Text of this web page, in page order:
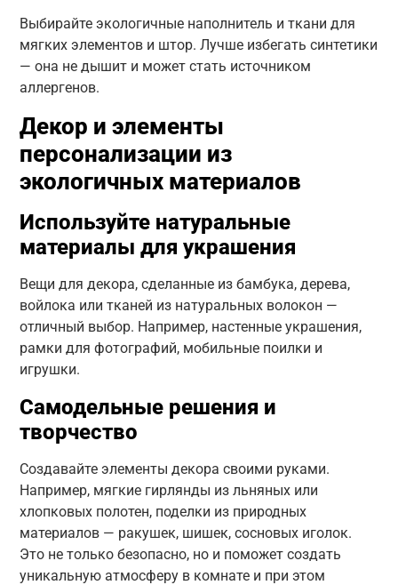
Выбирайте экологичные наполнитель и ткани для
мягких элементов и штор. Лучше избегать синтетики
— она не дышит и может стать источником
аллергенов.
Декор и элементы
персонализации из
экологичных материалов
Используйте натуральные
материалы для украшения
Вещи для декора, сделанные из бамбука, дерева,
войлока или тканей из натуральных волокон —
отличный выбор. Например, настенные украшения,
рамки для фотографий, мобильные поилки и
игрушки.
Самодельные решения и
творчество
Создавайте элементы декора своими руками.
Например, мягкие гирлянды из льняных или
хлопковых полотен, поделки из природных
материалов — ракушек, шишек, сосновых иголок.
Это не только безопасно, но и поможет создать
уникальную атмосферу в комнате и при этом